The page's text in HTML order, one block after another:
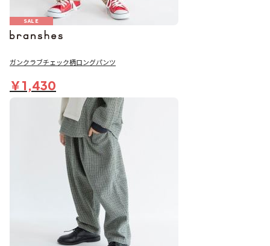
SALE
ガンクラブチェック柄ロングパンツ
￥1,430